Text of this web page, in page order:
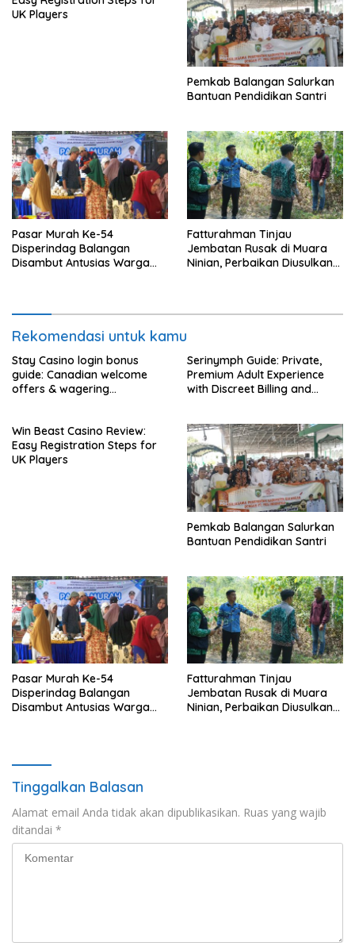
UK Players
Pemkab Balangan Salurkan
Bantuan Pendidikan Santri
Pasar Murah Ke-54
Disperindag Balangan
Disambut Antusias Warga
Fatturahman Tinjau
Jembatan Rusak di Muara
Ninian, Perbaikan Diusulkan
Rekomendasi untuk kamu
Stay Casino login bonus
guide: Canadian welcome
offers & wagering
Serinymph Guide: Private,
Premium Adult Experience
with Discreet Billing and
Win Beast Casino Review:
Easy Registration Steps for
UK Players
Pemkab Balangan Salurkan
Bantuan Pendidikan Santri
Pasar Murah Ke-54
Disperindag Balangan
Disambut Antusias Warga
Fatturahman Tinjau
Jembatan Rusak di Muara
Ninian, Perbaikan Diusulkan
Tinggalkan Balasan
Alamat email Anda tidak akan dipublikasikan. Ruas yang wajib
ditandai *